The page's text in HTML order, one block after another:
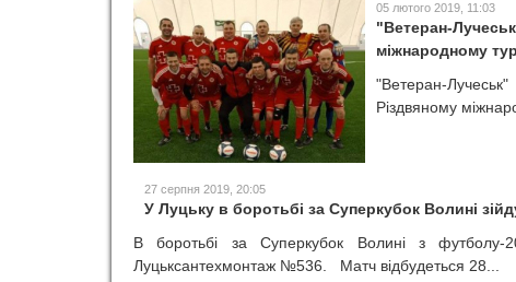
05 лютого 2019, 11:03
"Ветеран-
міжнародному
"Ветеран-
Різдвяному
27 серпня 2019, 20:05
У Луцьку в боротьбі за Суперкубок Волині
В боротьбі за Суперкубок Волині з футболу-
Луцьксантехмонтаж №536. Матч відбудеться 28...